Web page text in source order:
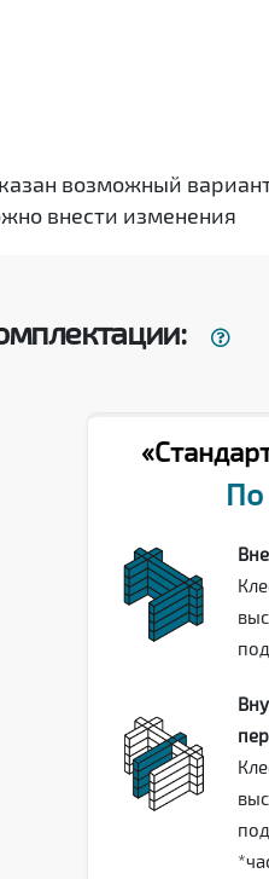
возможный
внести изменения
По